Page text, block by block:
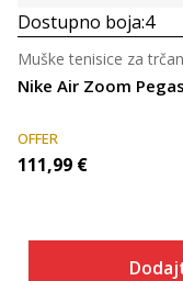
Dostupno boja:4
Nike Air Zoom
Muške tenisice za
OFFER
111,99 €